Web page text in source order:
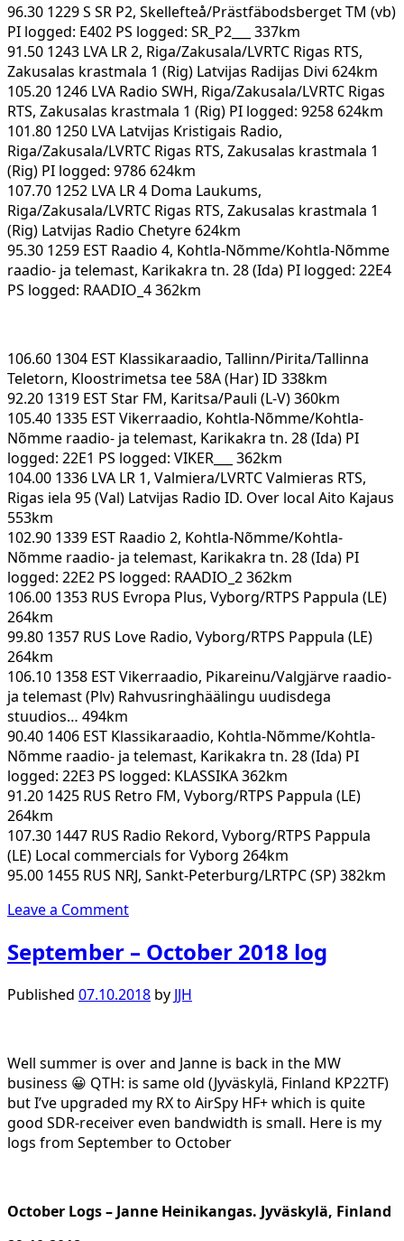
96.30 1229 S SR P2, Skellefteå/Prästfäbodsberget TM (vb)
PI logged: E402 PS logged: SR_P2___ 337km
91.50 1243 LVA LR 2, Riga/Zakusala/LVRTC Rigas RTS,
Zakusalas krastmala 1 (Rig) Latvijas Radijas Divi 624km
105.20 1246 LVA Radio SWH, Riga/Zakusala/LVRTC Rigas
RTS, Zakusalas krastmala 1 (Rig) PI logged: 9258 624km
101.80 1250 LVA Latvijas Kristigais Radio,
Riga/Zakusala/LVRTC Rigas RTS, Zakusalas krastmala 1
(Rig) PI logged: 9786 624km
107.70 1252 LVA LR 4 Doma Laukums,
Riga/Zakusala/LVRTC Rigas RTS, Zakusalas krastmala 1
(Rig) Latvijas Radio Chetyre 624km
95.30 1259 EST Raadio 4, Kohtla-Nõmme/Kohtla-Nõmme
raadio- ja telemast, Karikakra tn. 28 (Ida) PI logged: 22E4
PS logged: RAADIO_4 362km
106.60 1304 EST Klassikaraadio, Tallinn/Pirita/Tallinna
Teletorn, Kloostrimetsa tee 58A (Har) ID 338km
92.20 1319 EST Star FM, Karitsa/Pauli (L-V) 360km
105.40 1335 EST Vikerraadio, Kohtla-Nõmme/Kohtla-
Nõmme raadio- ja telemast, Karikakra tn. 28 (Ida) PI
logged: 22E1 PS logged: VIKER___ 362km
104.00 1336 LVA LR 1, Valmiera/LVRTC Valmieras RTS,
Rigas iela 95 (Val) Latvijas Radio ID. Over local Aito Kajaus
553km
102.90 1339 EST Raadio 2, Kohtla-Nõmme/Kohtla-
Nõmme raadio- ja telemast, Karikakra tn. 28 (Ida) PI
logged: 22E2 PS logged: RAADIO_2 362km
106.00 1353 RUS Evropa Plus, Vyborg/RTPS Pappula (LE)
264km
99.80 1357 RUS Love Radio, Vyborg/RTPS Pappula (LE)
264km
106.10 1358 EST Vikerraadio, Pikareinu/Valgjärve raadio-
ja telemast (Plv) Rahvusringhäälingu uudisdega
stuudios… 494km
90.40 1406 EST Klassikaraadio, Kohtla-Nõmme/Kohtla-
Nõmme raadio- ja telemast, Karikakra tn. 28 (Ida) PI
logged: 22E3 PS logged: KLASSIKA 362km
91.20 1425 RUS Retro FM, Vyborg/RTPS Pappula (LE)
264km
107.30 1447 RUS Radio Rekord, Vyborg/RTPS Pappula
(LE) Local commercials for Vyborg 264km
95.00 1455 RUS NRJ, Sankt-Peterburg/LRTPC (SP) 382km
Leave a Comment
September – October 2018 log
Published 07.10.2018 by JJH
Well summer is over and Janne is back in the MW
business 😀 QTH: is same old (Jyväskylä, Finland KP22TF)
but I’ve upgraded my RX to AirSpy HF+ which is quite
good SDR-receiver even bandwidth is small. Here is my
logs from September to October
October Logs – Janne Heinikangas. Jyväskylä, Finland